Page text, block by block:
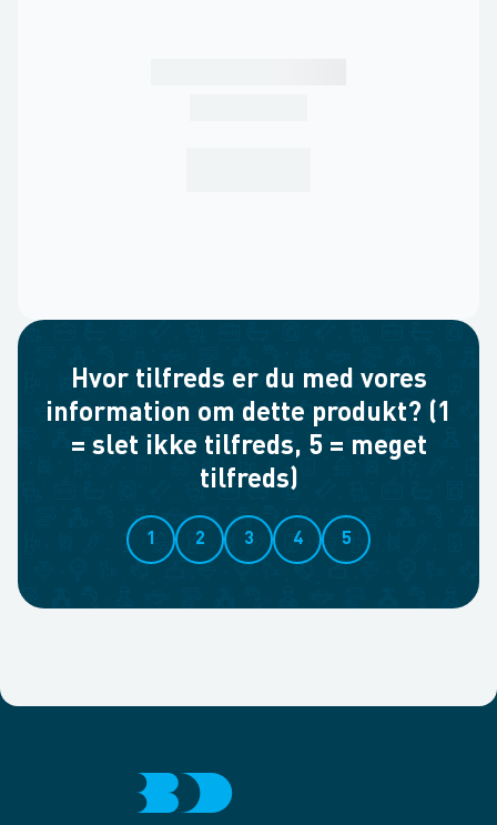
Hvor tilfreds er du med vores
information om dette produkt? (1
= slet ikke tilfreds, 5 = meget
tilfreds)
1 2 3 4 5